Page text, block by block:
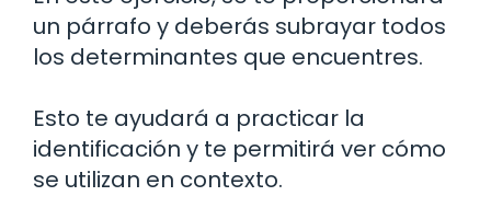
un párrafo y deberás subrayar todos
los determinantes que encuentres.
Esto te ayudará a practicar la
identificación y te permitirá ver cómo
se utilizan en contexto.